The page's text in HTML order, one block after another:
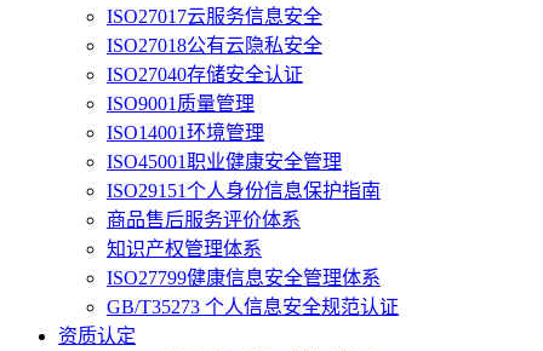
ISO27017云服务信息安全
ISO27018公有云隐私安全
ISO27040存储安全认证
ISO9001质量管理
ISO14001环境管理
ISO45001职业健康安全管理
ISO29151个人身份信息保护指南
商品售后服务评价体系
知识产权管理体系
ISO27799健康信息安全管理体系
GB/T35273 个人信息安全规范认证
资质认定